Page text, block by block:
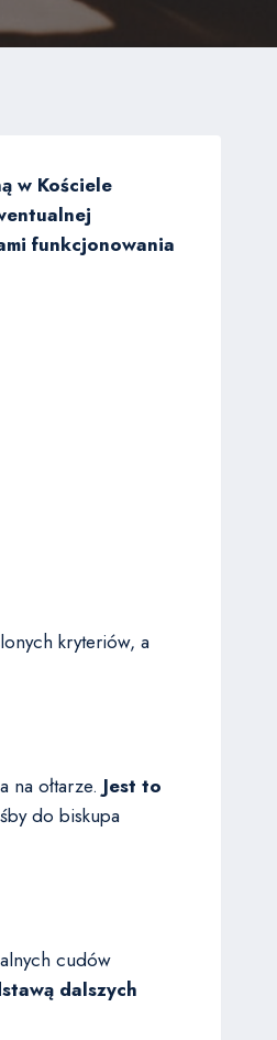
w Kościele
funkcjonowania
kryteriów, a
na ołtarze. Jest to
do biskupa
cudów
dalszych